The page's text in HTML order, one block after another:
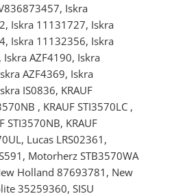
Iskra
Iskra 11131727, Iskra
Iskra 11132356, Iskra
AZF4190, Iskra
AZF4369, Iskra
IS0836, KRAUF
, KRAUF STI3570LC ,
STI3570NB, KRAUF
Lucas LRS02361,
Motorherz STB3570WA
Holland 87693781, New
35259360, SISU